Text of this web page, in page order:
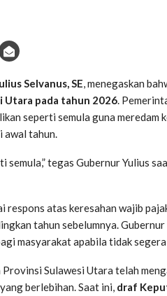
Selvanus, SE, menegaskan
Utara pada tahun 2026.
seperti semula guna meredam
awal tahun.
semula,” tegas Gubernur Yulius
respons atas keresahan wajib
tahun sebelumnya.
masyarakat apabila tidak
Sulawesi Utara telah
berlebihan. Saat ini, draf